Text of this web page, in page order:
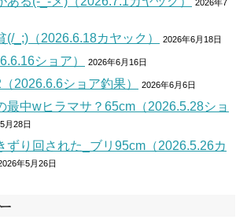
2026年7
(/_;)（2026.6.18カヤック） 2026年6月18日
ショア） 2026年6月16日
2026.6.6ショア釣果） 2026年6月6日
最中wヒラマサ？65cm（2026.5.28ショ
月28日
ずり回された_ブリ95cm（2026.5.26カ
年5月26日